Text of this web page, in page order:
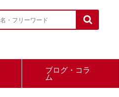
ブログ・コラ
ム